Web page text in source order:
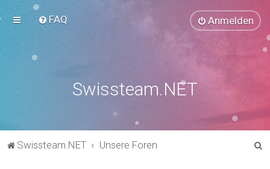
FAQ Anmelden
Swissteam.NET
Swissteam.NET Unsere Foren